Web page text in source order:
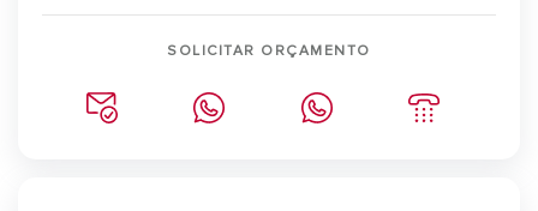
SOLICITAR ORÇAMENTO